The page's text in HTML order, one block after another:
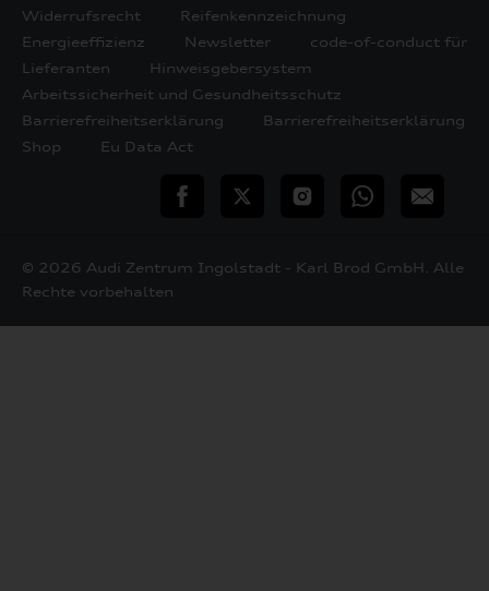
Widerrufsrecht
Reifenkennzeichnung
Energieeffizienz
Newsletter
code-of-conduct für
Lieferanten
Hinweisgebersystem
Arbeitssicherheit und Gesundheitsschutz
Barrierefreiheitserklärung
Barrierefreiheitserklärung
Shop
Eu Data Act
teilen Twitter InstagramWhatsApp
E-
© 2026 Audi Zentrum Ingolstadt - Karl Brod GmbH. Alle
Rechte vorbehalten